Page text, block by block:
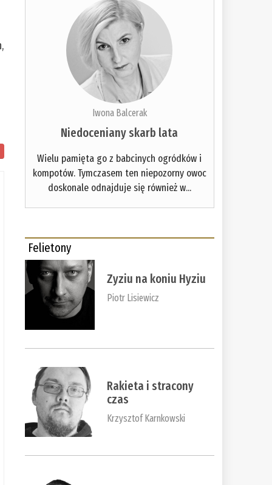
Iwona Balcerak
Niedoceniany skarb lata
Wielu pamięta go z babcinych ogródków i
kompotów. Tymczasem ten niepozorny owoc
doskonale odnajduje się również w...
Felietony
Zyziu na koniu Hyziu
Piotr Lisiewicz
Rakieta i stracony
czas
Krzysztof Karnkowski